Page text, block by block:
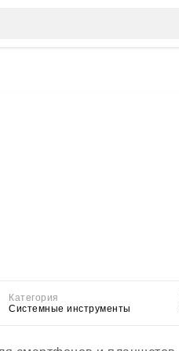
Категория
Системные инструменты